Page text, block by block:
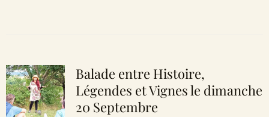
Balade entre Histoire,
Légendes et Vignes le dimanche
20 Septembre